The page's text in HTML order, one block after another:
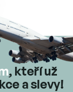
, kteří už
a slevy!